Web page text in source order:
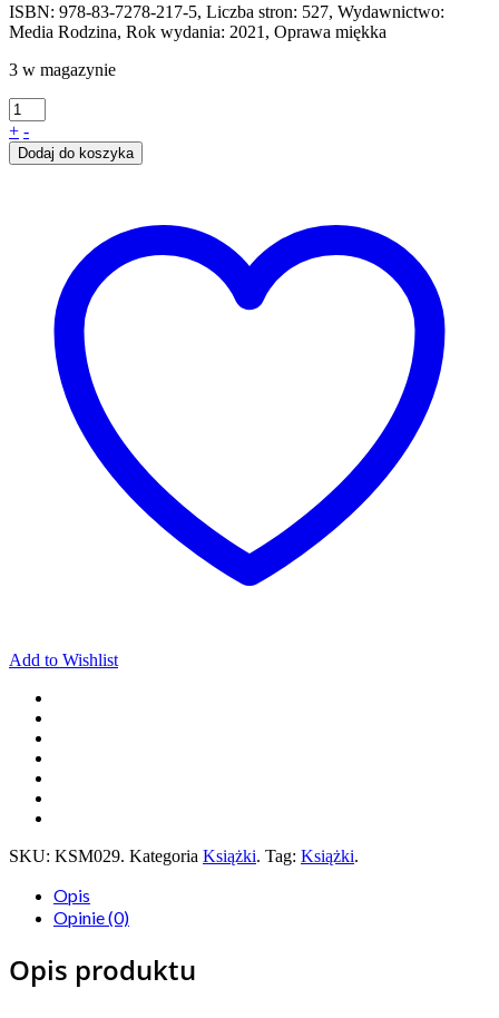
ISBN: 978-83-7278-217-5, Liczba stron: 527, Wydawnictwo:
Media Rodzina, Rok wydania: 2021, Oprawa miękka
3 w magazynie
+ -
Dodaj do koszyka
Add to Wishlist
SKU: KSM029. Kategoria Książki. Tag: Książki.
Opis
Opinie (0)
Opis produktu